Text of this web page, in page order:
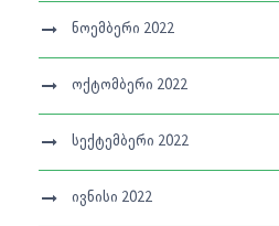
ნოემბერი 2022
ოქტომბერი 2022
სექტემბერი 2022
ივნისი 2022